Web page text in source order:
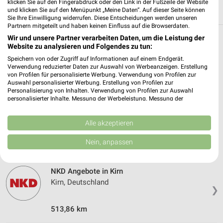
Weitere NKD Geschäfte mit Angeboten in
und um Bad Sobernheim
5 Geschäfte und Orte
Meisenheim, Deutschland
507,75 km
❯
NKD Angebote in Kirn
Kirn, Deutschland
513,86 km
klicken Sie auf den Fingerabdruck oder den Link in der Fußzeile der Website
und klicken Sie auf den Menüpunkt „Meine Daten“. Auf dieser Seite können
Sie Ihre Einwilligung widerrufen. Diese Entscheidungen werden unseren
Partnern mitgeteilt und haben keinen Einfluss auf die Browserdaten.
Wir und unsere Partner verarbeiten Daten, um die Leistung der
Website zu analysieren und Folgendes zu tun:
Speichern von oder Zugriff auf Informationen auf einem Endgerät.
Verwendung reduzierter Daten zur Auswahl von Werbeanzeigen. Erstellung
von Profilen für personalisierte Werbung. Verwendung von Profilen zur
Auswahl personalisierter Werbung. Erstellung von Profilen zur
Personalisierung von Inhalten. Verwendung von Profilen zur Auswahl
personalisierter Inhalte. Messung der Werbeleistung. Messung der
Kombinationen von Daten aus verschiedenen Quellen. Entwicklung und
Verbesserung der Angebote. Verwendung reduzierter Daten zur Auswahl
von Inhalten.
Daten können außerhalb der Europäischen Union weitergegeben und in die
Website/App.
Partnerliste anzeigen (1 IAB-Anbieter)
Wir nutzen Ihre Daten für folgende Zwecke:
IAB-Verarbeitungszwecke:
Alle akzeptieren
Nein, anpassen